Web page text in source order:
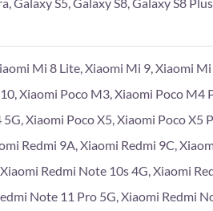
Mi 8 Lite, Xiaomi Mi 9, Xiaomi
Xiaomi Poco M3, Xiaomi Poco M4
Xiaomi Poco X5, Xiaomi Poco X5
Redmi 9A, Xiaomi Redmi 9C,
Redmi Note 10s 4G, Xiaomi
Note 11 Pro 5G, Xiaomi Redmi